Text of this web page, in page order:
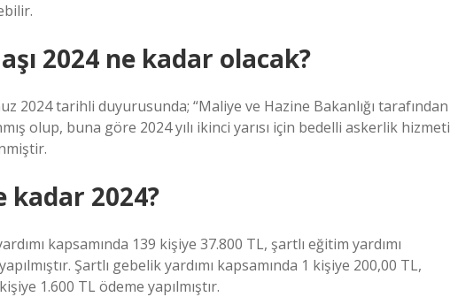
2024 ne kadar olacak?
2024 tarihli duyurusunda; “Maliye ve Hazine Bakanlığı tarafından
olup, buna göre 2024 yılı ikinci yarısı için bedelli askerlik hizmeti
kadar 2024?
kapsamında 139 kişiye 37.800 TL, şartlı eğitim yardımı
Şartlı gebelik yardımı kapsamında 1 kişiye 200,00 TL,
1.600 TL ödeme yapılmıştır.